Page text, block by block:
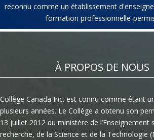
reconnu comme un établissement
formation professionnelle-
À PROPOS DE NOUS
Collège Canada Inc. est connu comme étant
plusieurs années. Le Collège a obtenu son
13 juillet 2012 du ministère de l’Enseignement
recherche, de la Science et de la Technologie